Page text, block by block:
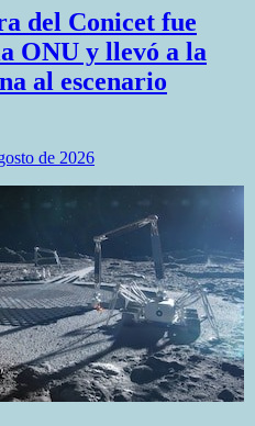
del Conicet fue
ONU y llevó a la
al escenario
de 2026